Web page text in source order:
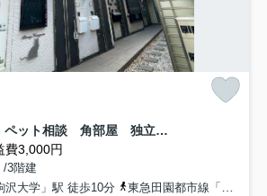
シャイニング駒沢 ペット相談 角部屋 独立洗面台
費3,000円
/3階建
沢大学」駅 徒歩10分
東急田園都市線「桜新町」駅 徒歩11分